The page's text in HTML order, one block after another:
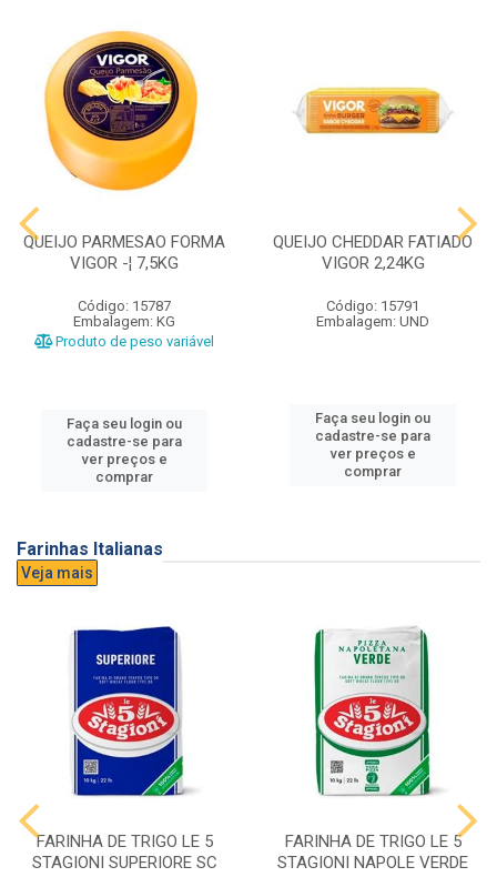
QUEIJO PARMESAO FORMA
VIGOR -¦ 7,5KG
Código: 15787
Embalagem: KG
Produto de peso variável
Faça seu login ou
cadastre-se para
ver preços e
comprar
QUEIJO CHEDDAR FATIADO
VIGOR 2,24KG
Código: 15791
Embalagem: UND
Faça seu login ou
cadastre-se para
ver preços e
comprar
Farinhas Italianas
Veja mais
FARINHA DE TRIGO LE 5
STAGIONI SUPERIORE SC
FARINHA DE TRIGO LE 5
STAGIONI NAPOLE VERDE